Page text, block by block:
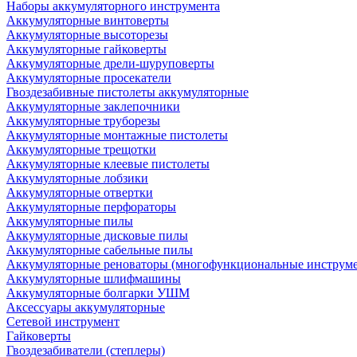
Наборы аккумуляторного инструмента
Аккумуляторные винтоверты
Аккумуляторные высоторезы
Аккумуляторные гайковерты
Аккумуляторные дрели-шуруповерты
Аккумуляторные просекатели
Гвоздезабивные пистолеты аккумуляторные
Аккумуляторные заклепочники
Аккумуляторные труборезы
Аккумуляторные монтажные пистолеты
Аккумуляторные трещотки
Аккумуляторные клеевые пистолеты
Аккумуляторные лобзики
Аккумуляторные отвертки
Аккумуляторные перфораторы
Аккумуляторные пилы
Аккумуляторные дисковые пилы
Аккумуляторные сабельные пилы
Аккумуляторные реноваторы (многофункциональные
Аккумуляторные шлифмашины
Аккумуляторные болгарки УШМ
Аксессуары аккумуляторные
Сетевой инструмент
Гайковерты
Гвоздезабиватели (степлеры)